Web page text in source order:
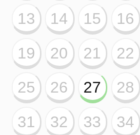
01 02 03 05
06
08 10
13
14 15 16 17
18
19
20 21 22 23 24
25 26